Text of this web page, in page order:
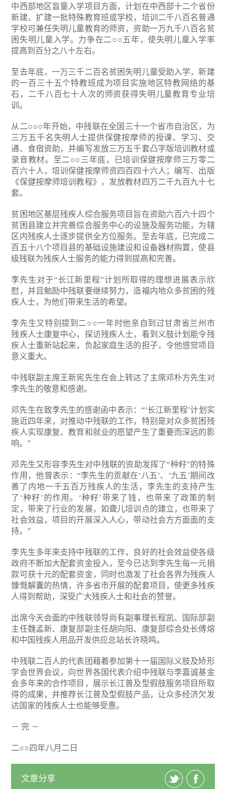
中西部地区盲童入学项目方面，计划在中西部十二个省份
新建、扩建一批特殊教育班或学校，培训二千八百名普通
学校可兼任失明儿童教育的师资，资助一万九千八百名贫
困失明儿童入学。力争在二○○五年，使失明儿童入学率
提高到百分之八十左右。
至去年底，一万三千二百名贫困失明儿童受助入学，新建
的一百三十五个特教班成为项目实施地区特教网络的基
石，二千八百七十人次的师资获得失明儿童教育专业培
训。
从二○○○年开始，中残联在全国三十一个省市自治区，为
三万五千名失明人士提供保健按摩师的授课、学习、交
通、食宿资助，并编写发放三万五千套凸字版培训教材或
录音教材。至二○○三年底，已培训保健按摩师三万零二
百六十人，培训保健按摩师资四百四十六人；编写、出版
《保健按摩师培训教程》，发放教材四万二千九百九十七
套。
贫困地区基层残疾人综合服务项目旨在资助六百六十四个
贫困县建立并完善综合服务中心的设施及服务功能，为辖
区内残疾人士逐步提供全方位服务。至去年底，已完成二
百五十八个项目县的基础设施建设和设备器材购置，使县
级残联为残疾人士服务的能力得到提高和完善。
李先生对于“长江新里程”计划所取得的理想进展表示欣
慰，并且勉励中残联要继续努力，造福内地众多贫困的残
疾人士，为他们带来生活的希望。
李先生又特别提到二○○一年时他亲自到过甘肃省兰州市
残疾人士康复中心，探访残疾人士，看到义肢计划能令残
疾人士重新站起来，负起家庭生活的担子，令他感觉项目
意义重大。
中残联副主席王新宪先生在会上转达了主席邓朴方先生对
李先生的敬意和感谢。
邓先生在致李先生的感谢函中表示：“‘长江新里程’计划实
施近四年来，对推动中残联的工作，特别是对众多贫困残
疾人实现康复、教育和就业的愿望产生了重要而深远的影
响。”
邓先生又形容李先生对中残联的资助发挥了“种籽”的特殊
作用，他曾表示：“李先生的贡献在‘八五’、‘九五’期间改
善了内地一千五百万残疾人的生活，李先生的支持产生
了‘种籽’的作用。‘种籽’带来了钱，也带来了政策的制
定，带来了行业的发展，如聋儿培训点的建立，也带来了
社会效益，项目的开展深入人心，带动社会方方面面的支
持。”
李先生多年来支持中残联的工作，良好的社会效益使各级
政府不断加大配套资金投入，至今已达到李先生每一元捐
款可获十元的配套资金，同时也激发了社会各界为残疾人
慷慨解囊的热情，许多省市开展的配套项目，使更多残疾
人得到帮助，深受广大残疾人士和社会的赞誉。
出席今天会面的中残联领导尚有副事理长程凯、国际部副
主任魏孟新、康复部副主任胡向阳、康复部综合处长傅熔
和中国残疾人用品开发供应总站长许晓鸣。
中残联二百人的代表团藉着参加第十一届国际义肢及矫形
学会世界会议，向世界各国代表介绍中残联与李嘉诚基金
会多年来的合作项目，展示长江普及型假肢服务项目所取
得的成果，并推荐长江普及型假肢产品，让众多经济欠发
达国家的残疾人士也能够受惠。
－ 完 －
二○○四年八月二日
文章分享